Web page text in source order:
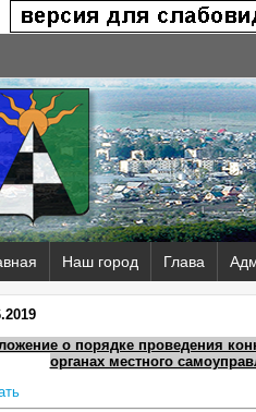
Наш город Глава
о порядке проведения
органах местного